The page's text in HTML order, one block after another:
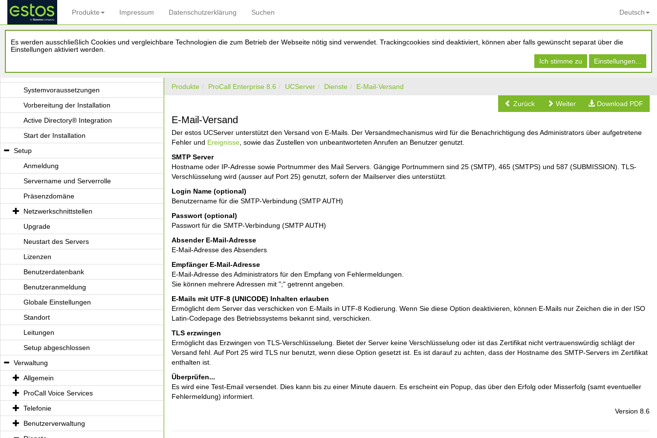
Es werden ausschließlich Cookies und vergleichbare Technologien die zum Betrieb der Webseite nötig sind verwendet. Trackingcookies sind deaktiviert, können aber falls gewünscht separat über die
Einstellungen aktiviert werden.
Ich stimme zu
Einstellungen...
Produkte Impressum Datenschutzerklärung Suchen Deutsch
Einsatz in einer einfachen Arbeitsgruppe
Einsatz in einer Windows® Domäne
Einsatz mit einem Terminal Server
Installation
Systemvoraussetzungen
Vorbereitung der Installation
Active Directory® Integration
Start der Installation
Setup
Anmeldung
Servername und Serverrolle
Präsenzdomäne
Netzwerkschnittstellen
Upgrade
Neustart des Servers
Lizenzen
Benutzerdatenbank
Benutzeranmeldung
Globale Einstellungen
Standort
Leitungen
Setup abgeschlossen
Verwaltung
Allgemein
ProCall Voice Services
Telefonie
Benutzerverwaltung
Produkte ProCall Enterprise 8.6 UCServer Dienste E-Mail-Versand
Zurück Weiter Download PDF
E-Mail-Versand
Der estos UCServer unterstützt den Versand von E-Mails. Der Versandmechanismus wird für die Benachrichtigung des Administrators über aufgetretene
Fehler und Ereignisse , sowie das Zustellen von unbeantworteten Anrufen an Benutzer genutzt.
SMTP Server
Hostname oder IP-Adresse sowie Portnummer des Mail Servers. Gängige Portnummern sind 25 (SMTP), 465 (SMTPS) und 587 (SUBMISSION). TLS-
Verschlüsselung wird (ausser auf Port 25) genutzt, sofern der Mailserver dies unterstützt.
Login Name (optional)
Benutzername für die SMTP-Verbindung (SMTP AUTH)
Passwort (optional)
Passwort für die SMTP-Verbindung (SMTP AUTH)
Absender E-Mail-Adresse
E-Mail-Adresse des Absenders
Empfänger E-Mail-Adresse
E-Mail-Adresse des Administrators für den Empfang von Fehlermeldungen.
Sie können mehrere Adressen mit ";" getrennt angeben.
E-Mails mit UTF-8 (UNICODE) Inhalten erlauben
Ermöglicht dem Server das verschicken von E-Mails in UTF-8 Kodierung. Wenn Sie diese Option deaktivieren, können E-Mails nur Zeichen die in der ISO
Latin-Codepage des Betriebssystems bekannt sind, verschicken.
TLS erzwingen
Ermöglicht das Erzwingen von TLS-Verschlüsselung. Bietet der Server keine Verschlüsselung oder ist das Zertifikat nicht vertrauenswürdig schlägt der
Versand fehl. Auf Port 25 wird TLS nur benutzt, wenn diese Option gesetzt ist. Es ist darauf zu achten, dass der Hostname des SMTP-Servers im Zertifikat
enthalten ist.
Überprüfen...
Es wird eine Test-Email versendet. Dies kann bis zu einer Minute dauern. Es erscheint ein Popup, das über den Erfolg oder Misserfolg (samt eventueller
Fehlermeldung) informiert.
Version 8.6